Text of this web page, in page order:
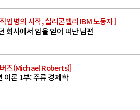
업병의 시작, 실리콘밸리 IBM 노동자]
회사에서 암을 얻어 떠난 남편
츠(Michael Roberts)]
이론 1부: 주류 경제학